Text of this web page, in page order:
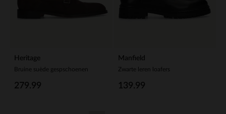
Heritage
Bruine suède gespschoenen
279.99
Manfield
Zwarte leren loafers
139.99